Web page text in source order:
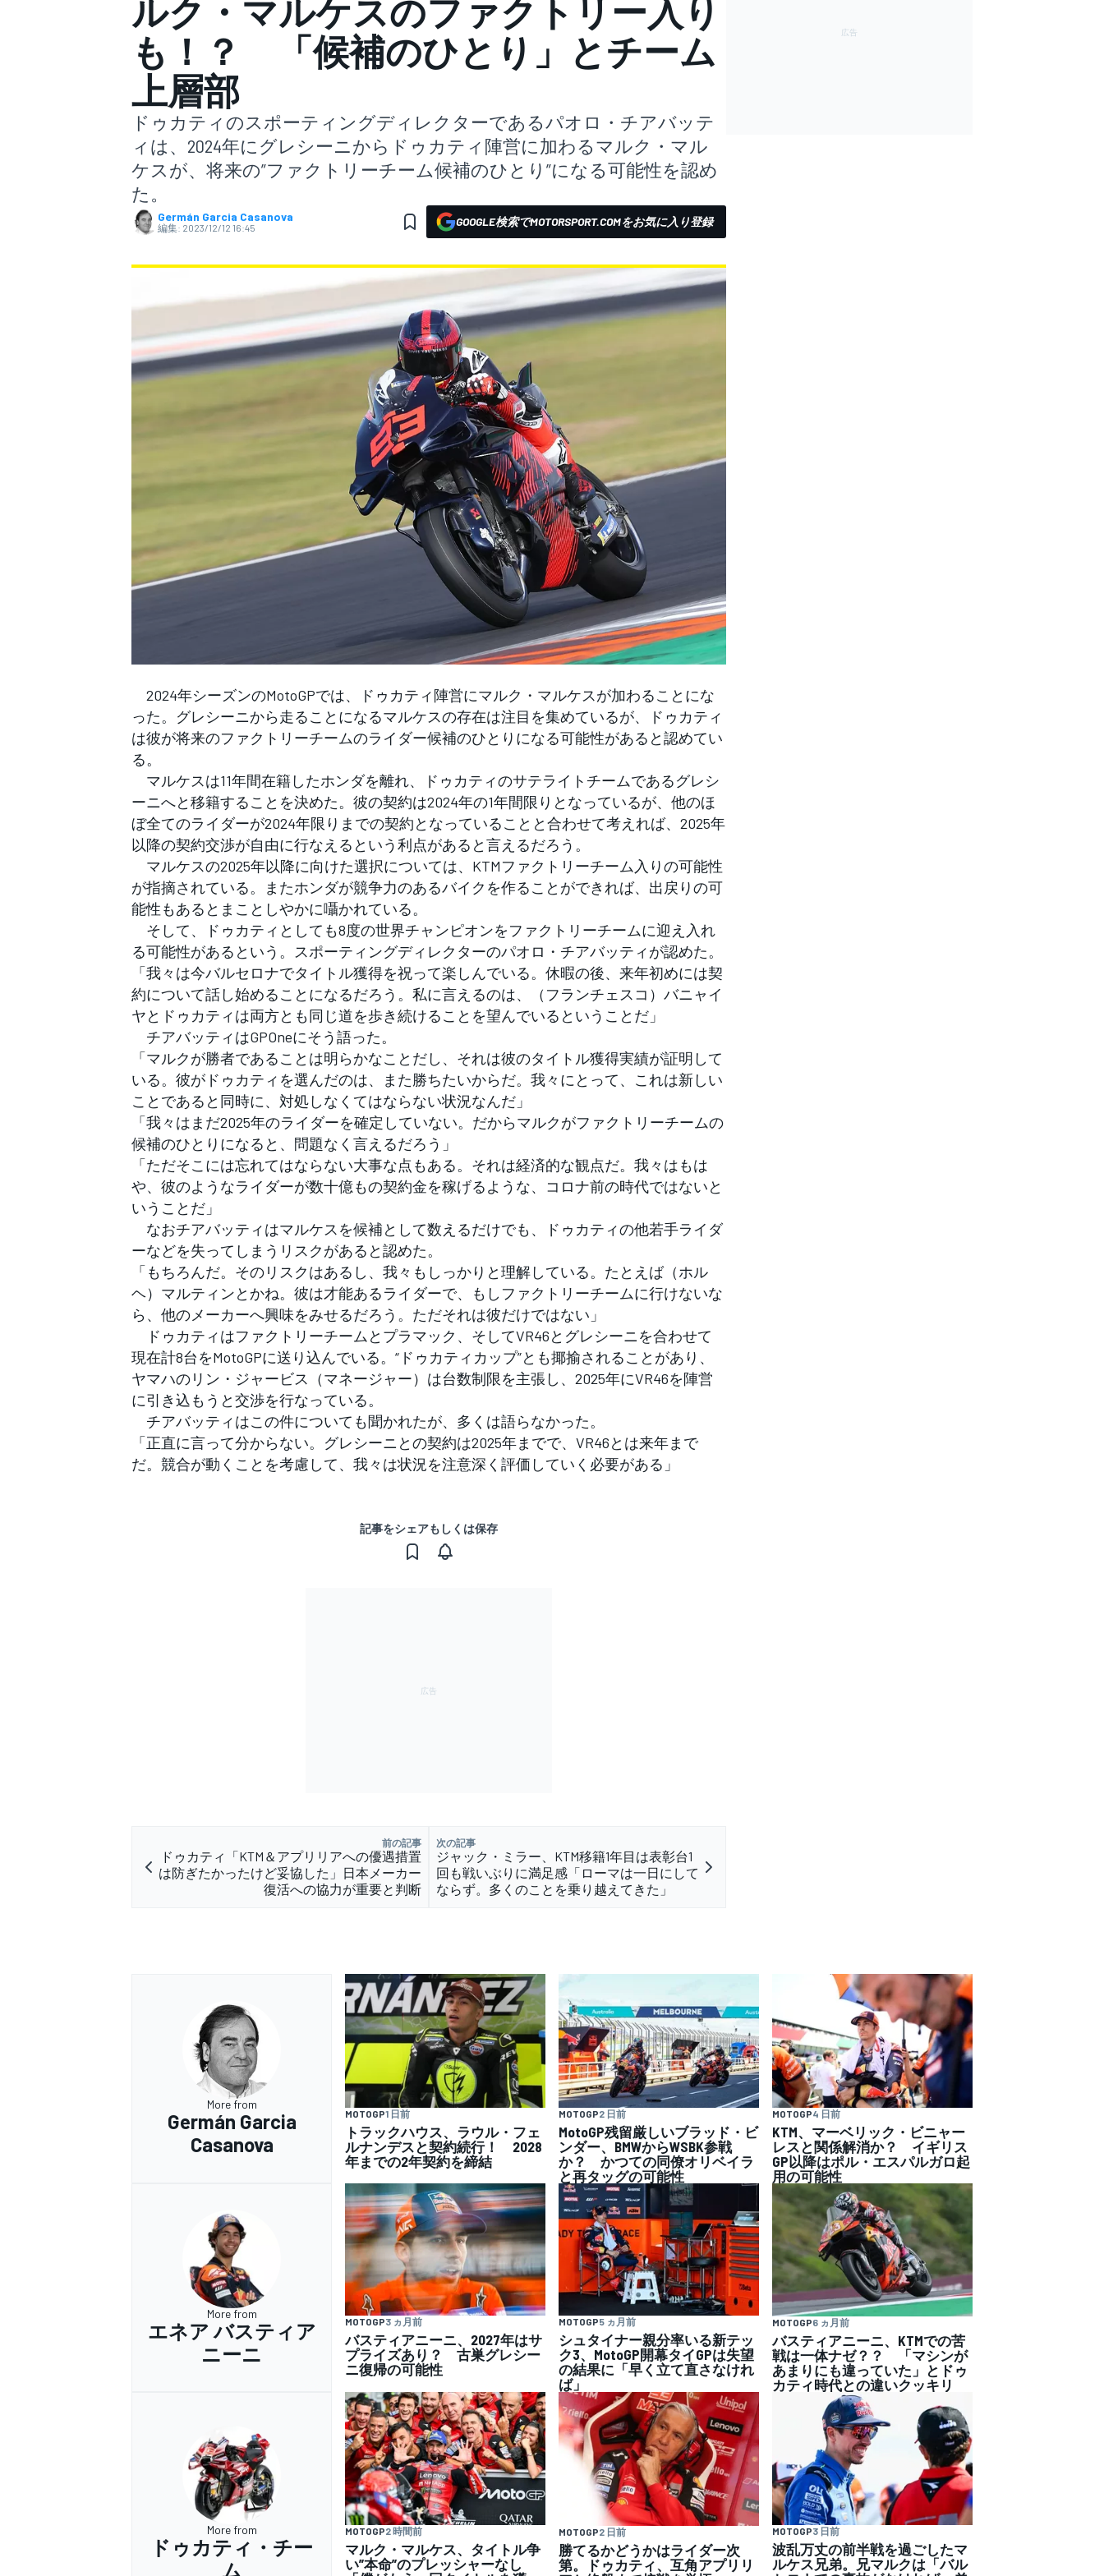
スーパーフォーミュラ
スーパーGT
フォーミュラE
すべてのカテゴリー
ルク・マルケスのファクトリー入り
も！？ 「候補のひとり」とチーム
上層部
ドゥカティのスポーティングディレクターであるパオロ・チアバッテ
ィは、2024年にグレシーニからドゥカティ陣営に加わるマルク・マル
ケスが、将来の”ファクトリーチーム候補のひとり”になる可能性を認め
た。
Germán Garcia Casanova
編集: 2023/12/12 16:45 GOOGLE検索でMOTORSPORT.COMをお気に入り登録
2024年シーズンのMotoGPでは、ドゥカティ陣営にマルク・マルケスが加わることにな
った。グレシーニから走ることになるマルケスの存在は注目を集めているが、ドゥカティ
は彼が将来のファクトリーチームのライダー候補のひとりになる可能性があると認めてい
る。
マルケスは11年間在籍したホンダを離れ、ドゥカティのサテライトチームであるグレシ
ーニへと移籍することを決めた。彼の契約は2024年の1年間限りとなっているが、他のほ
ぼ全てのライダーが2024年限りまでの契約となっていることと合わせて考えれば、2025年
以降の契約交渉が自由に行なえるという利点があると言えるだろう。
マルケスの2025年以降に向けた選択については、KTMファクトリーチーム入りの可能性
が指摘されている。またホンダが競争力のあるバイクを作ることができれば、出戻りの可
能性もあるとまことしやかに囁かれている。
そして、ドゥカティとしても8度の世界チャンピオンをファクトリーチームに迎え入れ
る可能性があるという。スポーティングディレクターのパオロ・チアバッティが認めた。
「我々は今バルセロナでタイトル獲得を祝って楽しんでいる。休暇の後、来年初めには契
約について話し始めることになるだろう。私に言えるのは、（フランチェスコ）バニャイ
ヤとドゥカティは両方とも同じ道を歩き続けることを望んでいるということだ」
チアバッティはGPOneにそう語った。
「マルクが勝者であることは明らかなことだし、それは彼のタイトル獲得実績が証明して
いる。彼がドゥカティを選んだのは、また勝ちたいからだ。我々にとって、これは新しい
ことであると同時に、対処しなくてはならない状況なんだ」
「我々はまだ2025年のライダーを確定していない。だからマルクがファクトリーチームの
候補のひとりになると、問題なく言えるだろう」
「ただそこには忘れてはならない大事な点もある。それは経済的な観点だ。我々はもは
や、彼のようなライダーが数十億もの契約金を稼げるような、コロナ前の時代ではないと
いうことだ」
なおチアバッティはマルケスを候補として数えるだけでも、ドゥカティの他若手ライダ
ーなどを失ってしまうリスクがあると認めた。
「もちろんだ。そのリスクはあるし、我々もしっかりと理解している。たとえば（ホル
ヘ）マルティンとかね。彼は才能あるライダーで、もしファクトリーチームに行けないな
ら、他のメーカーへ興味をみせるだろう。ただそれは彼だけではない」
ドゥカティはファクトリーチームとプラマック、そしてVR46とグレシーニを合わせて
現在計8台をMotoGPに送り込んでいる。“ドゥカティカップ”とも揶揄されることがあり、
ヤマハのリン・ジャービス（マネージャー）は台数制限を主張し、2025年にVR46を陣営
に引き込もうと交渉を行なっている。
チアバッティはこの件についても聞かれたが、多くは語らなかった。
「正直に言って分からない。グレシーニとの契約は2025年までで、VR46とは来年まで
だ。競合が動くことを考慮して、我々は状況を注意深く評価していく必要がある」
記事をシェアもしくは保存
前の記事
ドゥカティ「KTM＆アプリリアへの優遇措置
は防ぎたかったけど妥協した」日本メーカー
復活への協力が重要と判断
次の記事
ジャック・ミラー、KTM移籍1年目は表彰台1
回も戦いぶりに満足感「ローマは一日にして
ならず。多くのことを乗り越えてきた」
More from
Germán Garcia
Casanova
MOTOGP1 日前
トラックハウス、ラウル・フェ
ルナンデスと契約続行！ 2028
年までの2年契約を締結
MOTOGP2 日前
MotoGP残留厳しいブラッド・ビ
ンダー、BMWからWSBK参戦
か？ かつての同僚オリベイラ
と再タッグの可能性
MOTOGP4 日前
KTM、マーベリック・ビニャー
レスと関係解消か？ イギリス
GP以降はポル・エスパルガロ起
用の可能性
More from
エネア バスティア
ニーニ
MOTOGP3 ヵ月前
バスティアニーニ、2027年はサ
プライズあり？ 古巣グレシー
ニ復帰の可能性
MOTOGP5 ヵ月前
シュタイナー親分率いる新テッ
ク3、MotoGP開幕タイGPは失望
の結果に「早く立て直さなけれ
ば」
MOTOGP6 ヵ月前
バスティアニーニ、KTMでの苦
戦は一体ナゼ？？ 「マシンが
あまりにも違っていた」とドゥ
カティ時代との違いクッキリ
More from
ドゥカティ・チー
ム
MOTOGP2 時間前
マルク・マルケス、タイトル争
い”本命”のプレッシャーなし
MOTOGP2 日前
勝てるかどうかはライダー次
第。ドゥカティ、互角アプリリ
MOTOGP3 日前
波乱万丈の前半戦を過ごしたマ
ルケス兄弟。兄マルクは「バル